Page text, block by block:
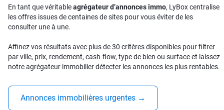
En tant que véritableagrégateur d’annonces immo, LyBox centralise
les offres issues de centaines de sites pour vous éviter de les
consulter une à une.
Affinez vos résultats avec plus de 30 critères disponibles pour filtrer
par ville, prix, rendement, cash-flow, type de bien ou surface et laissez
notre agrégateur immobilier détecter les annonces les plus rentables.
Annonces immobilières urgentes →